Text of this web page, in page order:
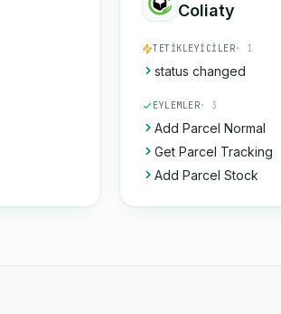
Coliaty
TETIKLEYICILER· 1
status changed
EYLEMLER· 3
Add Parcel Normal
Get Parcel Tracking
Add Parcel Stock